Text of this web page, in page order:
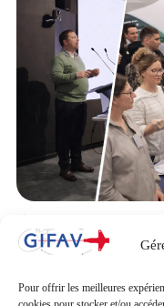
Pour offrir les meilleures
🩺 Retour sur la
GIFAV à Lyon
Mercredi 18 Mars 2026